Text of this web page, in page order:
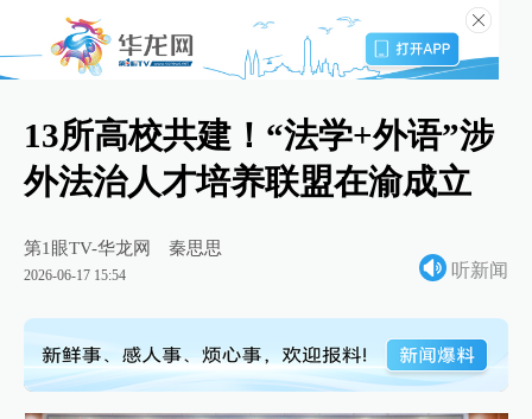
13所高校共建！“法学+外语”涉
外法治人才培养联盟在渝成立
第1眼TV-华龙网 秦思思
2026-06-17 15:54 听新闻